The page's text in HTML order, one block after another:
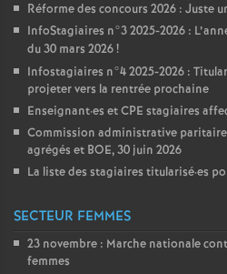
Réforme des concours 2026 : Juste
InfoStagiaires n°3 2025-2026 :
du 30 mars 2026!
Infostagiaires n°4 2025-2026 :
projeter vers la rentrée prochaine
Enseignant·es etCPE stagiaires
Commission administrative
agrégés et BOE, 30 juin 2026
La liste des stagiaires titularisé·es
SECTEUR FEMMES
23 novembre : Marche nationale
femmes